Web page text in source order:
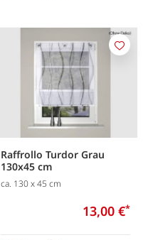
Raffrollo Turdor Grau
130x45 cm
ca. 130 x 45 cm
13,00 €*